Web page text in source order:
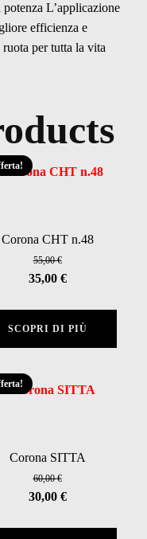
L’applicazione
efficienza e
per tutta la vita
Corona CHT n.48
55,00€
Il
35,00 €Il
SCOPRI DI PIÙ
Corona SITTA
60,00€
Il
30,00 €Il